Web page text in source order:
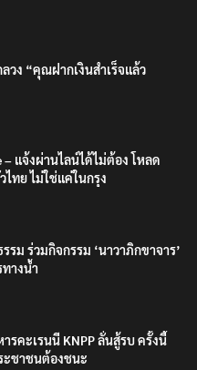
วง “คุณฝากเงินสำเร็จแล้ว
– แจ้งผ่านไลน์ได้ไม่ต้อง โหลด
ทย ไม่ใช่แค่ในกรุง
ม ร่วมกิจกรรม ‘นาวาภิกขาจาร’
างน้ำ
รคะเรนนี KNPP ลั่นสู้รบ ครั้งนี้
ะชาชนต้องชนะ